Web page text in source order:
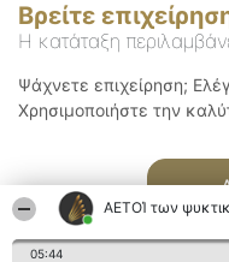
ΑΕΤΟΊ των
05:44
Βρείτε
Η κατάταξη
Ψάχνετε επιχείρηση;
Χρησιμοποιήστε την